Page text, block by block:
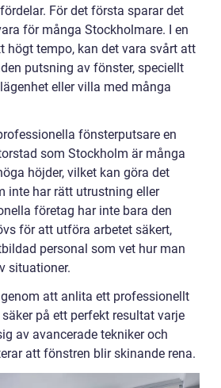
För det första sparar det
för många Stockholmare. I en
högt tempo, kan det vara svårt att
putsning av fönster, speciellt
eller villa med många
fönsterputsare en
som Stockholm är många
höjder, vilket kan göra det
inte har rätt utrustning eller
företag har inte bara den
för att utföra arbetet säkert,
personal som vet hur man
situationer.
att anlita ett professionellt
på ett perfekt resultat varje
av avancerade tekniker och
att fönstren blir skinande rena.